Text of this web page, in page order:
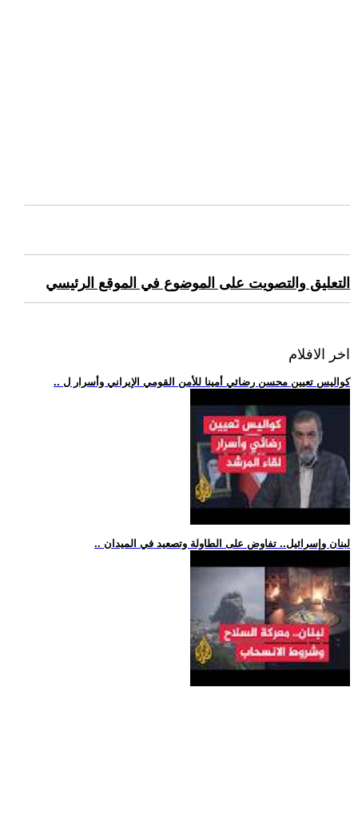
التعليق والتصويت على الموضوع في الموقع الرئيسي
اخر الافلام
.. كواليس تعيين محسن رضائي أمينا للأمن القومي الإيراني وأسرار ل
.. لبنان وإسرائيل.. تفاوض على الطاولة وتصعيد في الميدان